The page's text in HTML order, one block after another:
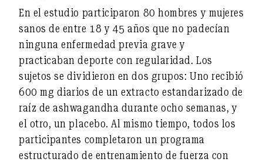
En el estudio participaron 80 hombres y mujeres
sanos de entre 18 y 45 años que no padecían
ninguna enfermedad previa grave y
practicaban deporte con regularidad. Los
sujetos se dividieron en dos grupos: Uno recibió
600 mg diarios de un extracto estandarizado de
raíz de ashwagandha durante ocho semanas, y
el otro, un placebo. Al mismo tiempo, todos los
participantes completaron un programa
estructurado de entrenamiento de fuerza con